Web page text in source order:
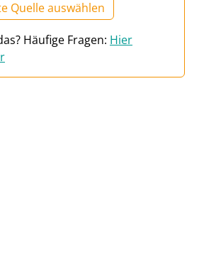
Quelle auswählen
Häufige Fragen: Hier